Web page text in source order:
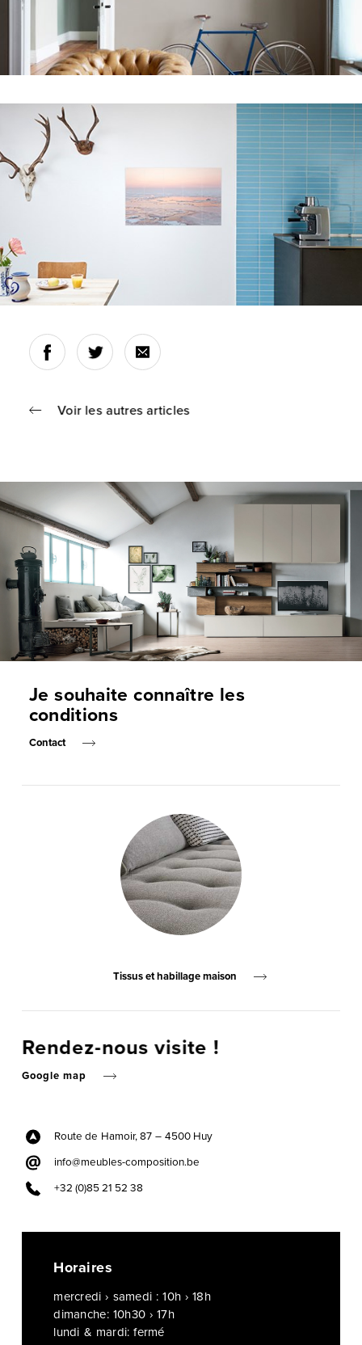
Voir les autres articles
Je souhaite connaître les
conditions
Contact
Tissus et habillage maison
Rendez-nous visite !
Google map
Route de Hamoir, 87 – 4500 Huy
info@meubles-composition.be
+32 (0)85 21 52 38
Horaires
mercredi › samedi : 10h › 18h
dimanche: 10h30 › 17h
lundi & mardi: fermé